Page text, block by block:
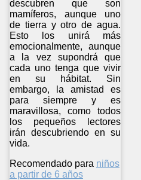
descubren que son
mamíferos, aunque uno
de tierra y otro de agua.
Esto los unirá más
emocionalmente, aunque
a la vez supondrá que
cada uno tenga que vivir
en su hábitat. Sin
embargo, la amistad es
para siempre y es
maravillosa, como todos
los pequeños lectores
irán descubriendo en su
vida.
Recomendado para niños
a partir de 6 años